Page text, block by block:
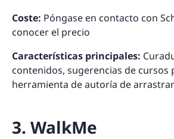
Coste: Póngase en contacto con
conocer el precio
Características principales:
contenidos, sugerencias de cursos
herramienta de autoría de
3. WalkMe